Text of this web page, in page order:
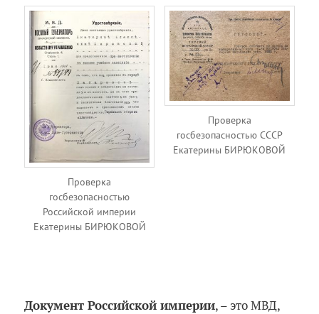
Проверка
госбезопасностью
Российской империи
Екатерины БИРЮКОВОЙ
Проверка
госбезопасностью СССР
Екатерины БИРЮКОВОЙ
Документ Российской империи, – это МВД,